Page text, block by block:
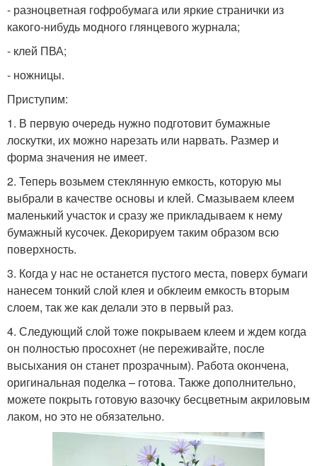
- разноцветная гофробумага или яркие странички из
какого-нибудь модного глянцевого журнала;
- клей ПВА;
- ножницы.
Приступим:
1. В первую очередь нужно подготовит бумажные
лоскутки, их можно нарезать или нарвать. Размер и
форма значения не имеет.
2. Теперь возьмем стеклянную емкость, которую мы
выбрали в качестве основы и клей. Смазываем клеем
маленький участок и сразу же прикладываем к нему
бумажный кусочек. Декорируем таким образом всю
поверхность.
3. Когда у нас не останется пустого места, поверх бумаги
нанесем тонкий слой клея и обклеим емкость вторым
слоем, так же как делали это в первый раз.
4. Следующий слой тоже покрываем клеем и ждем когда
он полностью просохнет (не переживайте, после
высыхания он станет прозрачным). Работа окончена,
оригинальная поделка – готова. Также дополнительно,
можете покрыть готовую вазочку бесцветным акриловым
лаком, но это не обязательно.